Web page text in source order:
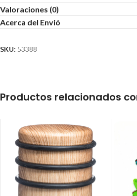
Valoraciones (0)
Acerca del Envió
SKU: 53388
Productos relacionados